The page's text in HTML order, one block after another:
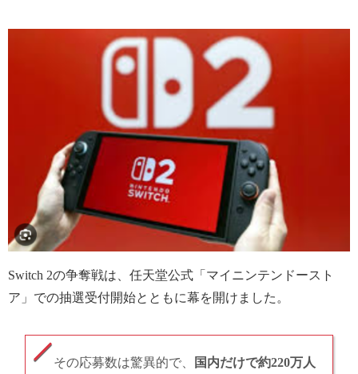
Switch 2の争奪戦は、任天堂公式「マイニンテンドースト
ア」での抽選受付開始とともに幕を開けました。
その応募数は驚異的で、
国内だけで約220万人